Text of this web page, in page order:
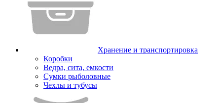
Хранение и транспортировка
Коробки
Ведра, сита, емкости
Сумки рыболовные
Чехлы и тубусы